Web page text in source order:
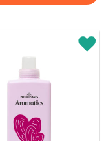
fost:
29,90lei.
Prețul
curent
25,42lei.